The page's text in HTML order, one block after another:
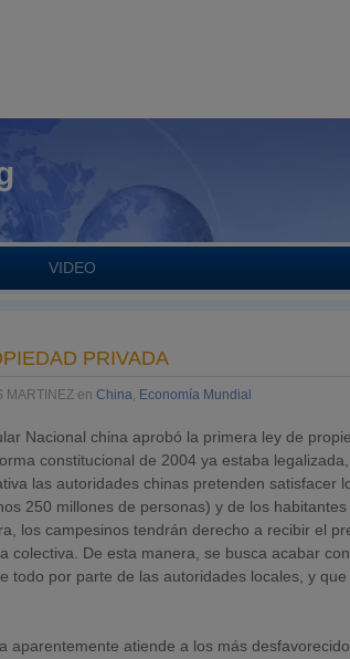
VIDEO
PRIVADA
MARTINEZ enChina, Economía Mundial
Nacional china aprobó la primera ley de
constitucional de 2004 ya estaba
las autoridades chinas pretenden satisfacer
250 millones de personas) y de los
los campesinos tendrán derecho a recibir el
colectiva. De esta manera, se busca acabar
todo por parte de las autoridades locales, y
aparentemente atiende a los más